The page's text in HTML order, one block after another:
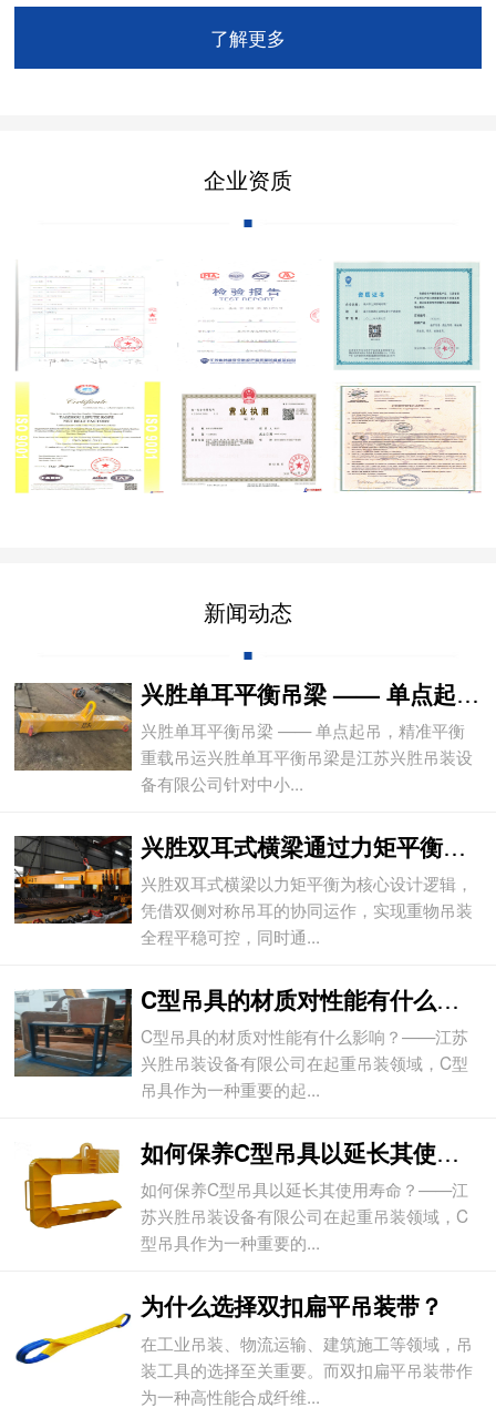
了解更多
企业资质
新闻动态
兴胜单耳平衡吊梁 —— 单点起吊，精准平
兴胜单耳平衡吊梁 —— 单点起吊，精准平衡
重载吊运兴胜单耳平衡吊梁是江苏兴胜吊装设
备有限公司针对中小...
兴胜双耳式横梁通过力矩平衡实现重物平稳吊
兴胜双耳式横梁以力矩平衡为核心设计逻辑，
凭借双侧对称吊耳的协同运作，实现重物吊装
全程平稳可控，同时通...
C型吊具的材质对性能有什么影响？
C型吊具的材质对性能有什么影响？——江苏
兴胜吊装设备有限公司在起重吊装领域，C型
吊具作为一种重要的起...
如何保养C型吊具以延长其使用寿命？
如何保养C型吊具以延长其使用寿命？——江
苏兴胜吊装设备有限公司在起重吊装领域，C
型吊具作为一种重要的...
为什么选择双扣扁平吊装带？
在工业吊装、物流运输、建筑施工等领域，吊
装工具的选择至关重要。而双扣扁平吊装带作
为一种高性能合成纤维...